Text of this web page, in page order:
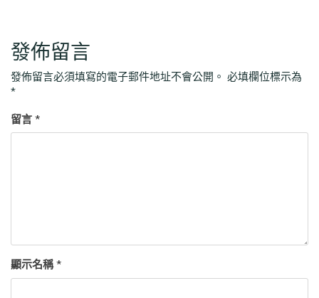
發佈留言
發佈留言必須填寫的電子郵件地址不會公開。 必填欄位標示為
*
留言 *
顯示名稱*